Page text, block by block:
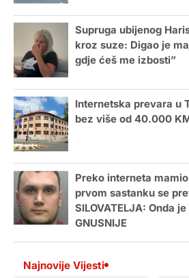
Supruga ubijenog
kroz suze: Digao je
gdje ćeš me izbosti”
Internetska prevara u
bez više od 40.000
Preko interneta
prvom sastanku se
SILOVATELJA: Onda
GNUSNIJE
Najnovije Vijesti